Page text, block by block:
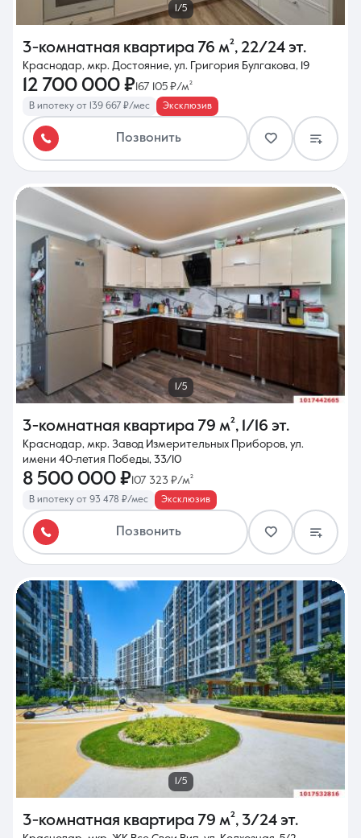
1/5
3-комнатная квартира 76 м², 22/24 эт.
Краснодар, мкр. Достояние, ул. Григория Булгакова, 19
12 700 000 ₽ 167 105 ₽/м²
В ипотеку от 139 667 ₽/мес Эксклюзив
Позвонить
1/5
3-комнатная квартира 79 м², 1/16 эт.
Краснодар, мкр. Завод Измерительных Приборов, ул.
имени 40-летия Победы, 33/10
8 500 000 ₽ 107 323 ₽/м²
В ипотеку от 93 478 ₽/мес Эксклюзив
Позвонить
1/5
3-комнатная квартира 79 м², 3/24 эт.